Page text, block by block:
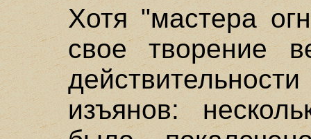
Хотя "мастера
свое творение
изъянов: